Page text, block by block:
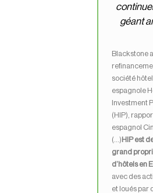
géant
Blackstone
société
espagnole
Investment
(HIP),
espagnol
(…)HIP est
grand
d’hôtels en
avec des
et loués par